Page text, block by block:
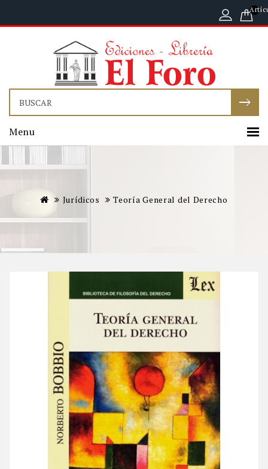
Menu
Jurídicos Teoría General del Derecho